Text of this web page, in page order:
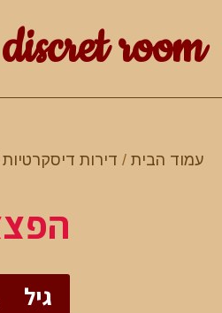
discret room
עמוד הבית / דירות דיסקרטיות
גיל